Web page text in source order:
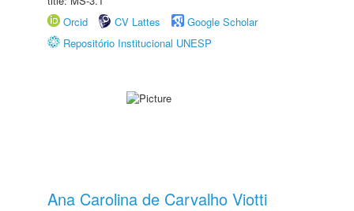
Orcid
CV Lattes
Google Scholar
Repositório Institucional UNESP
Ana Carolina de Carvalho Viotti